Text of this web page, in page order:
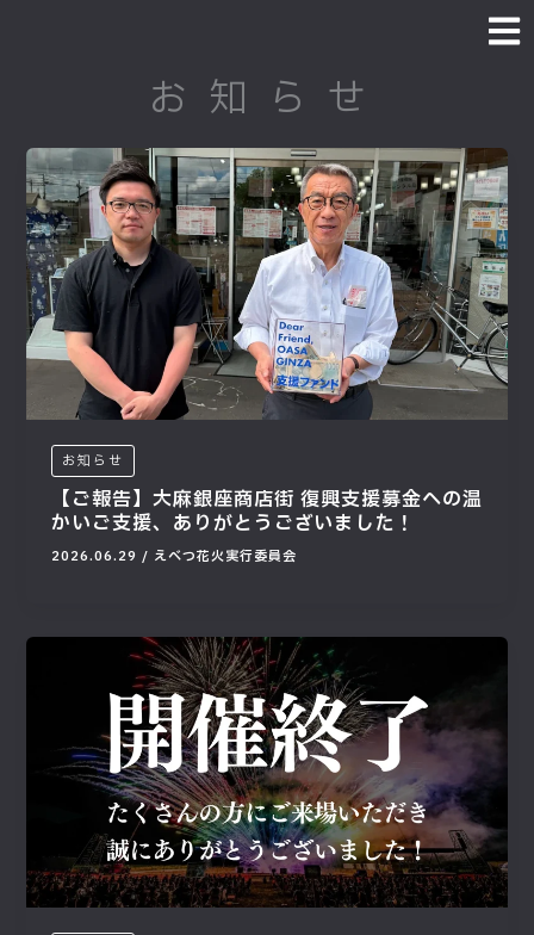
お知らせ
お知らせ
【ご報告】大麻銀座商店街 復興支援募金への温
かいご支援、ありがとうございました！
2026.06.29 / えべつ花火実行委員会